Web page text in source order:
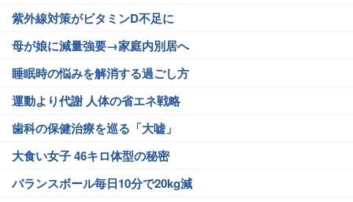
紫外線対策がビタミンD不足に
母が娘に減量強要→家庭内別居へ
睡眠時の悩みを解消する過ごし方
運動より代謝 人体の省エネ戦略
歯科の保健治療を巡る「大嘘」
大食い女子 46キロ体型の秘密
バランスボール毎日10分で20kg減